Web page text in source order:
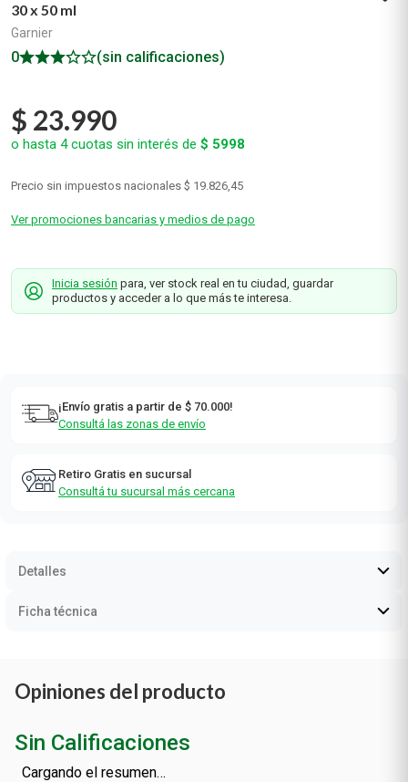
30 x 50 ml
Garnier
0 (sin calificaciones)
$ 23.990
o hasta 4cuotas sin interés de $ 5998
Precio sin impuestos nacionales $ 19.826,45
Ver promociones bancarias y medios de pago
Inicia sesión para, ver stock real en tu ciudad, guardar
productos y acceder a lo que más te interesa.
¡Envío gratis a partir de $ 70.000!
Consultá las zonas de envío
Retiro Gratis en sucursal
Consultá tu sucursal más cercana
Detalles
Ficha técnica
Opiniones del producto
Sin Calificaciones
Cargando el resumen…